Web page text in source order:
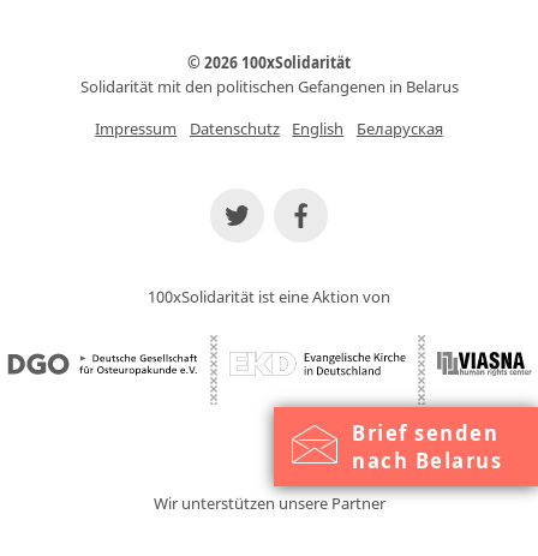
Brief senden
nach Belarus
© 2026 100xSolidarität
Solidarität mit den politischen Gefangenen in Belarus
Impressum
Datenschutz English Беларуская
100xSolidarität ist eine Aktion von
Wir unterstützen unsere Partner